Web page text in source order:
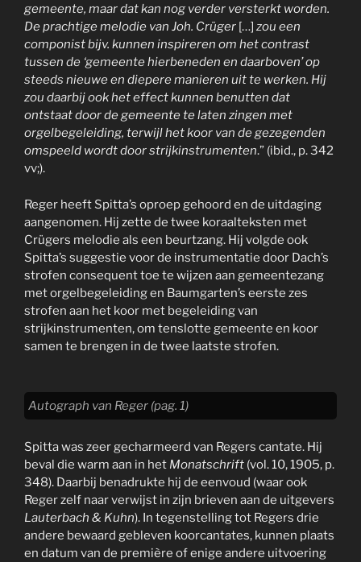
gemeente, maar dat kan nog verder versterkt worden.
De prachtige melodie van Joh. Crüger […] zou een
componist bijv. kunnen inspireren om het contrast
tussen de ‘gemeente hierbeneden en daarboven’ op
steeds nieuwe en diepere manieren uit te werken. Hij
zou daarbij ook het effect kunnen benutten dat
ontstaat door de gemeente te laten zingen met
orgelbegeleiding, terwijl het koor van de gezegenden
omspeeld wordt door strijkinstrumenten.” (ibid., p. 342
vv;).
Reger heeft Spitta’s oproep gehoord en de uitdaging
aangenomen. Hij zette de twee koraalteksten met
Crügers melodie als een beurtzang. Hij volgde ook
Spitta’s suggestie voor de instrumentatie door Dach’s
strofen consequent toe te wijzen aan gemeentezang
met orgelbegeleiding en Baumgarten’s eerste zes
strofen aan het koor met begeleiding van
strijkinstrumenten, om tenslotte gemeente en koor
samen te brengen in de twee laatste strofen.
Autograph van Reger (pag. 1)
Spitta was zeer gecharmeerd van Regers cantate. Hij
beval die warm aan in het Monatschrift (vol. 10, 1905, p.
348). Daarbij benadrukte hij de eenvoud (waar ook
Reger zelf naar verwijst in zijn brieven aan de uitgevers
Lauterbach & Kuhn). In tegenstelling tot Regers drie
andere bewaard gebleven koorcantates, kunnen plaats
en datum van de première of enige andere uitvoering